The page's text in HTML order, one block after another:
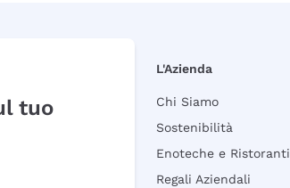
tuo
L'Azienda
Chi Siamo
Sostenibilità
Enoteche e Ristoranti
Regali Aziendali